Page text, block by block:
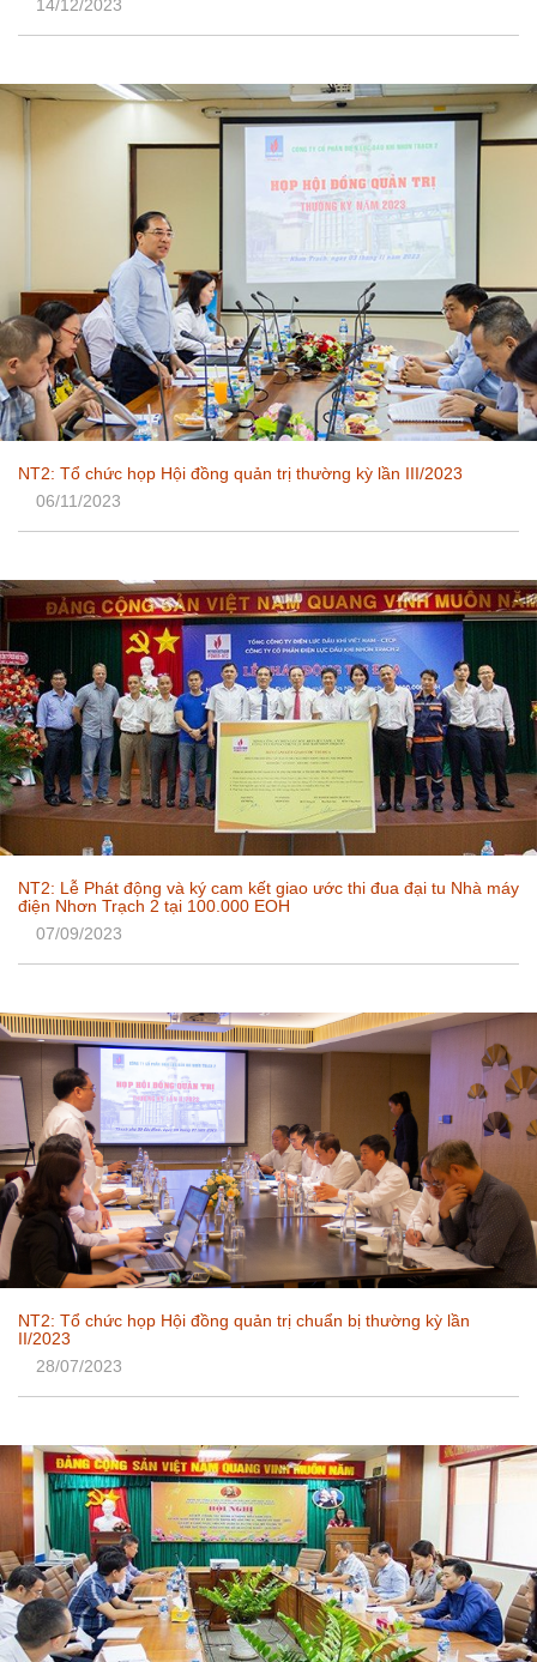
14/12/2023
NT2: Tổ chức họp Hội đồng quản trị thường kỳ lần III/2023
06/11/2023
NT2: Lễ Phát động và ký cam kết giao ước thi đua đại tu Nhà máy
điện Nhơn Trạch 2 tại 100.000 EOH
07/09/2023
NT2: Tổ chức họp Hội đồng quản trị chuẩn bị thường kỳ lần
II/2023
28/07/2023